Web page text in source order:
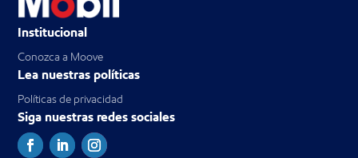
Institucional
Conozca a Moove
Lea nuestras políticas
Políticas de privacidad
Siga nuestras redes sociales